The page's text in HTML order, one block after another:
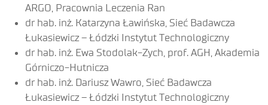
ARGO, Pracownia Leczenia Ran
dr hab. inż. Katarzyna Ławińska, Sieć Badawcza
Łukasiewicz – Łódzki Instytut Technologiczny
dr hab. inż. Ewa Stodolak-Zych, prof. AGH, Akademia
Górniczo-Hutnicza
dr hab. inż. Dariusz Wawro, Sieć Badawcza
Łukasiewicz – Łódzki Instytut Technologiczny